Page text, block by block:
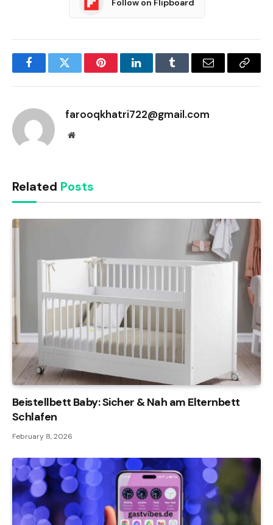
Follow on Flipboard
FacebookTwitter PinterestLinkedInTumblr Email
Copy
farooqkhatri722@gmail.com
Website
Related Posts
Beistellbett Baby: Sicher & Nah am Elternbett
Schlafen
February 8, 2026